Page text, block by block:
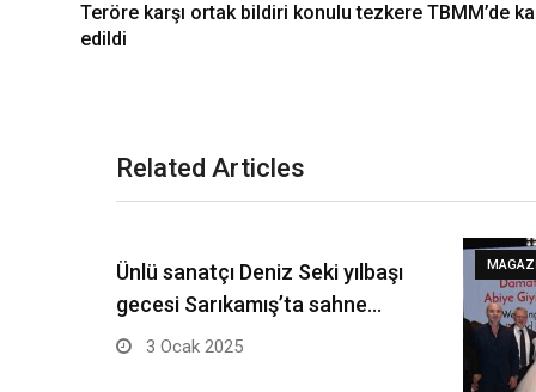
Teröre karşı ortak bildiri konulu tezkere TBMM’de
edildi
Related Articles
Ünlü sanatçı Deniz Seki yılbaşı
gecesi Sarıkamış’ta sahne…
3 Ocak 2025